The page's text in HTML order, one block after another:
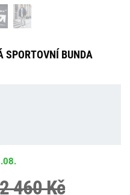
SPORTOVNÍ BUNDA
2 460 Kč